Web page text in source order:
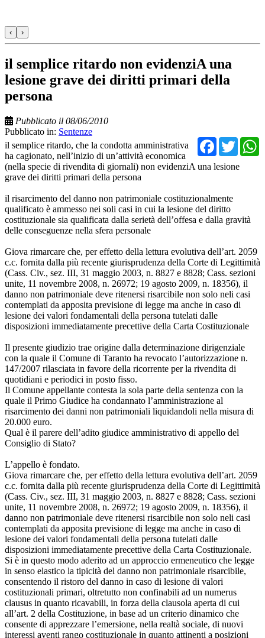
‹ ›
il semplice ritardo non evidenziA una
lesione grave dei diritti primari della
persona
Pubblicato il 08/06/2010
Pubblicato in: Sentenze
il semplice ritardo, che la condotta amministrativa
ha cagionato, nell’inizio di un’attività economica
(nella specie di rivendita di giornali) non evidenziA una lesione
grave dei diritti primari della persona
il risarcimento del danno non patrimoniale costituzionalmente
qualificato è ammesso nei soli casi in cui la lesione del diritto
costituzionale sia qualificata dalla serietà dell’offesa e dalla gravità
delle conseguenze nella sfera personale
Giova rimarcare che, per effetto della lettura evolutiva dell’art. 2059
c.c. fornita dalla più recente giurisprudenza della Corte di Legittimità
(Cass. Civ., sez. III, 31 maggio 2003, n. 8827 e 8828; Cass. sezioni
unite, 11 novembre 2008, n. 26972; 19 agosto 2009, n. 18356), il
danno non patrimoniale deve ritenersi risarcibile non solo neli casi
contemplati da apposita previsione di legge ma anche in caso di
lesione dei valori fondamentali della persona tutelati dalle
disposizioni immediatamente precettive della Carta Costituzionale
Il presente giudizio trae origine dalla determinazione dirigenziale
con la quale il Comune di Taranto ha revocato l’autorizzazione n.
147/2007 rilasciata in favore della ricorrente per la rivendita di
quotidiani e periodici in posto fisso.
Il Comune appellante contesta la sola parte della sentenza con la
quale il Primo Giudice ha condannato l’amministrazione al
risarcimento dei danni non patrimoniali liquidandoli nella misura di
20.000 euro.
Qual è il parere dell’adito giudice amministrativo di appello del
Consiglio di Stato?
L’appello è fondato.
Giova rimarcare che, per effetto della lettura evolutiva dell’art. 2059
c.c. fornita dalla più recente giurisprudenza della Corte di Legittimità
(Cass. Civ., sez. III, 31 maggio 2003, n. 8827 e 8828; Cass. sezioni
unite, 11 novembre 2008, n. 26972; 19 agosto 2009, n. 18356), il
danno non patrimoniale deve ritenersi risarcibile non solo neli casi
contemplati da apposita previsione di legge ma anche in caso di
lesione dei valori fondamentali della persona tutelati dalle
disposizioni immediatamente precettive della Carta Costituzionale.
Si è in questo modo aderito ad un approccio ermeneutico che legge
in senso elastico la tipicità del danno non patrimoniale risarcibile,
consentendo il ristoro del danno in caso di lesione di valori
costituzionali primari, oltretutto non confinabili ad un numerus
clausus in quanto ricavabili, in forza della clausola aperta di cui
all’art. 2 della Costituzione, in base ad un criterio dinamico che
consente di apprezzare l’emersione, nella realtà sociale, di nuovi
interessi aventi rango costituzionale in quanto attinenti a posizioni